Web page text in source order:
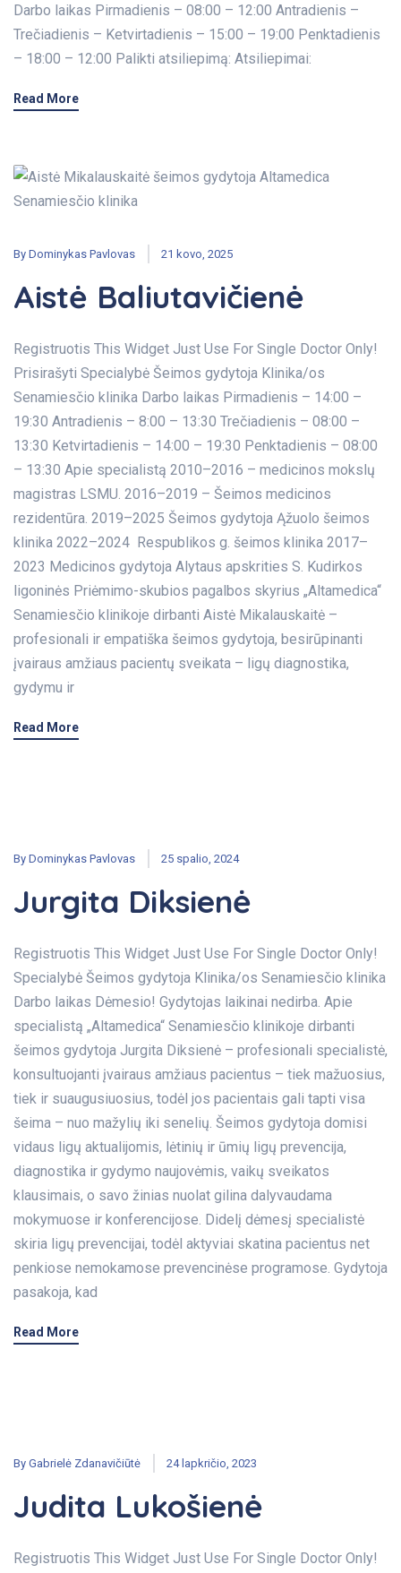
Darbo laikas Pirmadienis – 08:00 – 12:00 Antradienis –
Trečiadienis – Ketvirtadienis – 15:00 – 19:00 Penktadienis
– 18:00 – 12:00 Palikti atsiliepimą: Atsiliepimai:
Read More
By Dominykas Pavlovas 21 kovo, 2025
Aistė Baliutavičienė
Registruotis This Widget Just Use For Single Doctor Only!
Prisirašyti Specialybė Šeimos gydytoja Klinika/os
Senamiesčio klinika Darbo laikas Pirmadienis – 14:00 –
19:30 Antradienis – 8:00 – 13:30 Trečiadienis – 08:00 –
13:30 Ketvirtadienis – 14:00 – 19:30 Penktadienis – 08:00
– 13:30 Apie specialistą 2010–2016 – medicinos mokslų
magistras LSMU. 2016–2019 – Šeimos medicinos
rezidentūra. 2019–2025 Šeimos gydytoja Ąžuolo šeimos
klinika 2022–2024 Respublikos g. šeimos klinika 2017–
2023 Medicinos gydytoja Alytaus apskrities S. Kudirkos
ligoninės Priėmimo-skubios pagalbos skyrius „Altamedica“
Senamiesčio klinikoje dirbanti Aistė Mikalauskaitė –
profesionali ir empatiška šeimos gydytoja, besirūpinanti
įvairaus amžiaus pacientų sveikata – ligų diagnostika,
gydymu ir
Read More
By Dominykas Pavlovas 25 spalio, 2024
Jurgita Diksienė
Registruotis This Widget Just Use For Single Doctor Only!
Specialybė Šeimos gydytoja Klinika/os Senamiesčio klinika
Darbo laikas Dėmesio! Gydytojas laikinai nedirba. Apie
specialistą „Altamedica“ Senamiesčio klinikoje dirbanti
šeimos gydytoja Jurgita Diksienė – profesionali specialistė,
konsultuojanti įvairaus amžiaus pacientus – tiek mažuosius,
tiek ir suaugusiuosius, todėl jos pacientais gali tapti visa
šeima – nuo mažylių iki senelių. Šeimos gydytoja domisi
vidaus ligų aktualijomis, lėtinių ir ūmių ligų prevencija,
diagnostika ir gydymo naujovėmis, vaikų sveikatos
klausimais, o savo žinias nuolat gilina dalyvaudama
mokymuose ir konferencijose. Didelį dėmesį specialistė
skiria ligų prevencijai, todėl aktyviai skatina pacientus net
penkiose nemokamose prevencinėse programose. Gydytoja
pasakoja, kad
Read More
By Gabrielė Zdanavičiūtė 24 lapkričio, 2023
Judita Lukošienė
Registruotis This Widget Just Use For Single Doctor Only!